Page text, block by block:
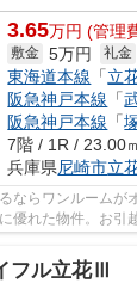
3.65万円 (管理
敷金 5万円 礼金
東海道本線 「立
阪急神戸本線 「
阪急神戸本線 「
7階 / 1R / 23.00
兵庫県尼崎市立
ならワンルームが
優れた物件。お引
できます。駐輪場
フル立花Ⅲ